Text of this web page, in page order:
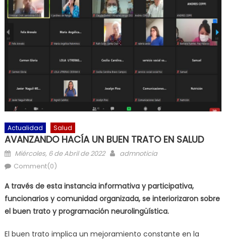
Actualidad Salud
AVANZANDO HACÍA UN BUEN TRATO EN SALUD
Posted on
Miércoles, 6 de Abril de 2022 Author
admnoticia
Comment(0)
A través de esta instancia informativa y participativa,
funcionarios y comunidad organizada, se interiorizaron sobre
el buen trato y programación neurolingüística.
El buen trato implica un mejoramiento constante en la